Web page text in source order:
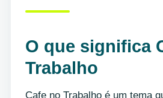
O que significa
Trabalho
Cafe no Trabalho é um tema